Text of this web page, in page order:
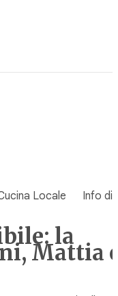
Locale Info di
la
Mattia